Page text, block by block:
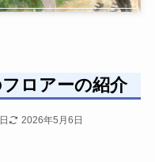
ロアーの紹介
2026年5月6日